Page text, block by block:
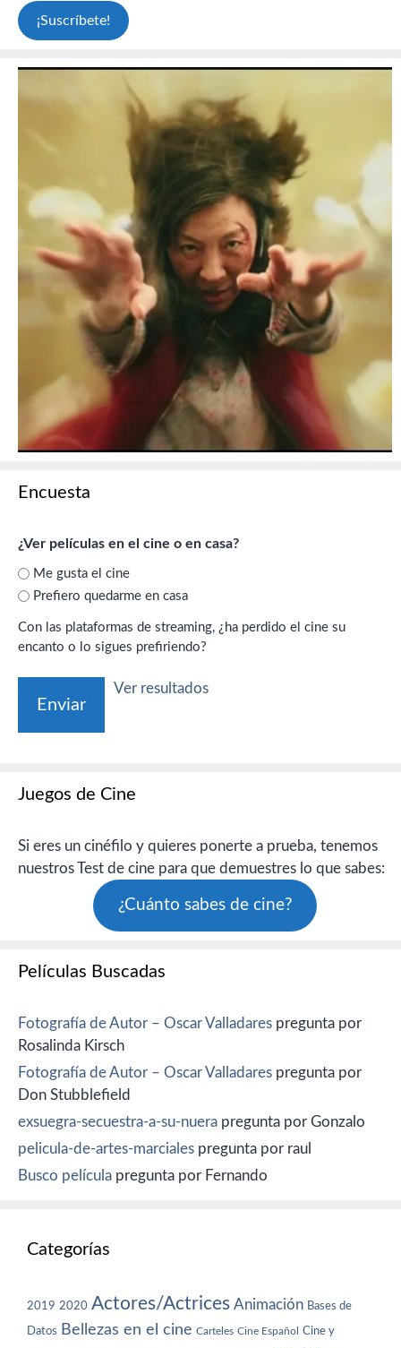
Encuesta
¿Ver películas en el cine o en casa?
Me gusta el cine
Prefiero quedarme en casa
Con las plataformas de streaming, ¿ha perdido el cine su
encanto o lo sigues prefiriendo?
Ver resultados
Juegos de Cine
Si eres un cinéfilo y quieres ponerte a prueba, tenemos
nuestros Test de cine para que demuestres lo que sabes:
¿Cuánto sabes de cine?
Películas Buscadas
Fotografía de Autor – Oscar Valladares pregunta por
Rosalinda Kirsch
Fotografía de Autor – Oscar Valladares pregunta por
Don Stubblefield
exsuegra-secuestra-a-su-nuera pregunta por Gonzalo
pelicula-de-artes-marciales pregunta por raul
Busco película pregunta por Fernando
Categorías
2019 2020 Actores/Actrices Animación Bases de
Datos Bellezas en el cine Carteles Cine Español Cine y